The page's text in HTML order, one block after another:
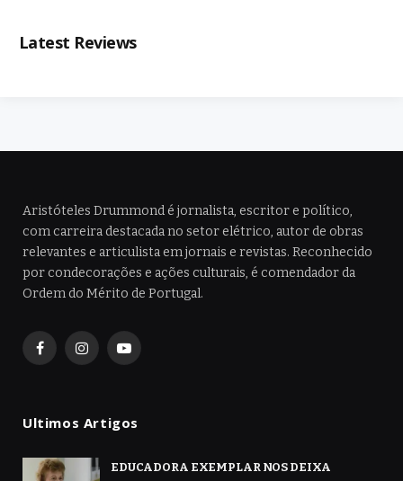
Latest Reviews
Aristóteles Drummond é jornalista, escritor e político,
com carreira destacada no setor elétrico, autor de obras
relevantes e articulista em jornais e revistas. Reconhecido
por condecorações e ações culturais, é comendador da
Ordem do Mérito de Portugal.
FacebookInstagramYouTube
Ultimos Artigos
EDUCADORA EXEMPLAR NOS DEIXA